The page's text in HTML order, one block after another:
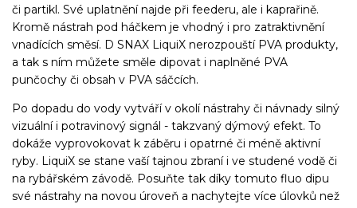
či partikl. Své uplatnění najde při feederu, ale i kaprařině.
Kromě nástrah pod háčkem je vhodný i pro zatraktivnění
vnadících směsí. D SNAX LiquiX nerozpouští PVA produkty,
a tak s ním můžete směle dipovat i naplněné PVA
punčochy či obsah v PVA sáčcích.
Po dopadu do vody vytváří v okolí nástrahy či návnady silný
vizuální i potravinový signál - takzvaný dýmový efekt. To
dokáže vyprovokovat k záběru i opatrné či méně aktivní
ryby. LiquiX se stane vaší tajnou zbraní i ve studené vodě či
na rybářském závodě. Posuňte tak díky tomuto fluo dipu
své nástrahy na novou úroveň a nachytejte více úlovků než